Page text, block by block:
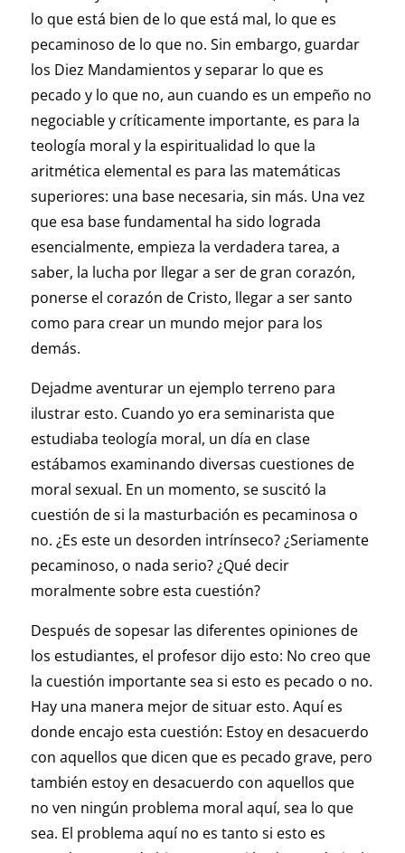
lo que está bien de lo que está mal, lo que es
pecaminoso de lo que no. Sin embargo, guardar
los Diez Mandamientos y separar lo que es
pecado y lo que no, aun cuando es un empeño no
negociable y críticamente importante, es para la
teología moral y la espiritualidad lo que la
aritmética elemental es para las matemáticas
superiores: una base necesaria, sin más. Una vez
que esa base fundamental ha sido lograda
esencialmente, empieza la verdadera tarea, a
saber, la lucha por llegar a ser de gran corazón,
ponerse el corazón de Cristo, llegar a ser santo
como para crear un mundo mejor para los
demás.
Dejadme aventurar un ejemplo terreno para
ilustrar esto. Cuando yo era seminarista que
estudiaba teología moral, un día en clase
estábamos examinando diversas cuestiones de
moral sexual. En un momento, se suscitó la
cuestión de si la masturbación es pecaminosa o
no. ¿Es este un desorden intrínseco? ¿Seriamente
pecaminoso, o nada serio? ¿Qué decir
moralmente sobre esta cuestión?
Después de sopesar las diferentes opiniones de
los estudiantes, el profesor dijo esto: No creo que
la cuestión importante sea si esto es pecado o no.
Hay una manera mejor de situar esto. Aquí es
donde encajo esta cuestión: Estoy en desacuerdo
con aquellos que dicen que es pecado grave, pero
también estoy en desacuerdo con aquellos que
no ven ningún problema moral aquí, sea lo que
sea. El problema aquí no es tanto si esto es